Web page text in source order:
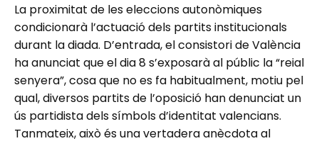
La proximitat de les eleccions autonòmiques
condicionarà l’actuació dels partits institucionals
durant la diada. D’entrada, el consistori de València
ha anunciat que el dia 8 s’exposarà al públic la “reial
senyera”, cosa que no es fa habitualment, motiu pel
qual, diversos partits de l’oposició han denunciat un
ús partidista dels símbols d’identitat valencians.
Tanmateix, això és una vertadera anècdota al